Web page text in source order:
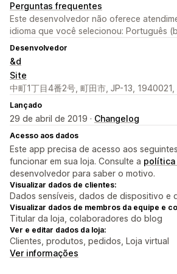
Perguntas frequentes
Este desenvolvedor não oferece
idioma que você selecionou: Português
Desenvolvedor
&d
Site
中町1丁目4番2号, 町田市, JP-13, 1940021,
Lançado
29 de abril de 2019 · Changelog
Acesso aos dados
Este app precisa de acesso aos
funcionar em sua loja. Consulte a política
desenvolvedor para saber o motivo.
Visualizar dados de clientes:
Dados sensíveis, dados de dispositivo e
Visualizar dados de membros da equipe e
Titular da loja, colaboradores do blog
Ver e editar dados da loja:
Clientes, produtos, pedidos, Loja virtual
Ver informações